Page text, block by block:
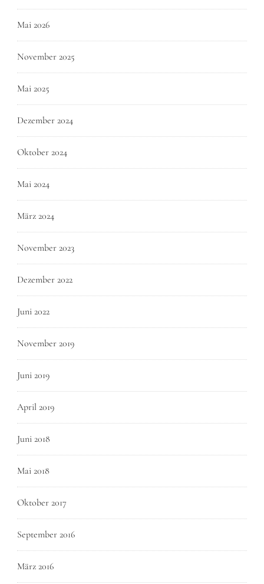
Mai 2026
November 2025
Mai 2025
Dezember 2024
Oktober 2024
Mai 2024
März 2024
November 2023
Dezember 2022
Juni 2022
November 2019
Juni 2019
April 2019
Juni 2018
Mai 2018
Oktober 2017
September 2016
März 2016